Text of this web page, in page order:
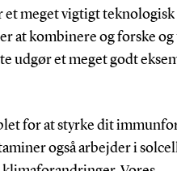
et meget vigtigt teknologisk
at kombinere og forske og
udgør et meget godt
for at styrke dit
også arbejder i